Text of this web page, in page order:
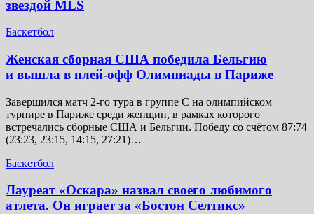
звездой MLS
Баскетбол
Женская сборная США победила Бельгию
и вышла в плей-офф Олимпиады в Париже
Завершился матч 2-го тура в группе C на олимпийском
турнире в Париже среди женщин, в рамках которого
встречались сборные США и Бельгии. Победу со счётом 87:74
(23:23, 23:15, 14:15, 27:21)…
Баскетбол
Лауреат «Оскара» назвал своего любимого
атлета. Он играет за «Бостон Селтикс»